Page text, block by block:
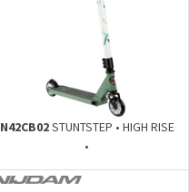
N42CB02STUNTSTEP • HIGH RISE
•